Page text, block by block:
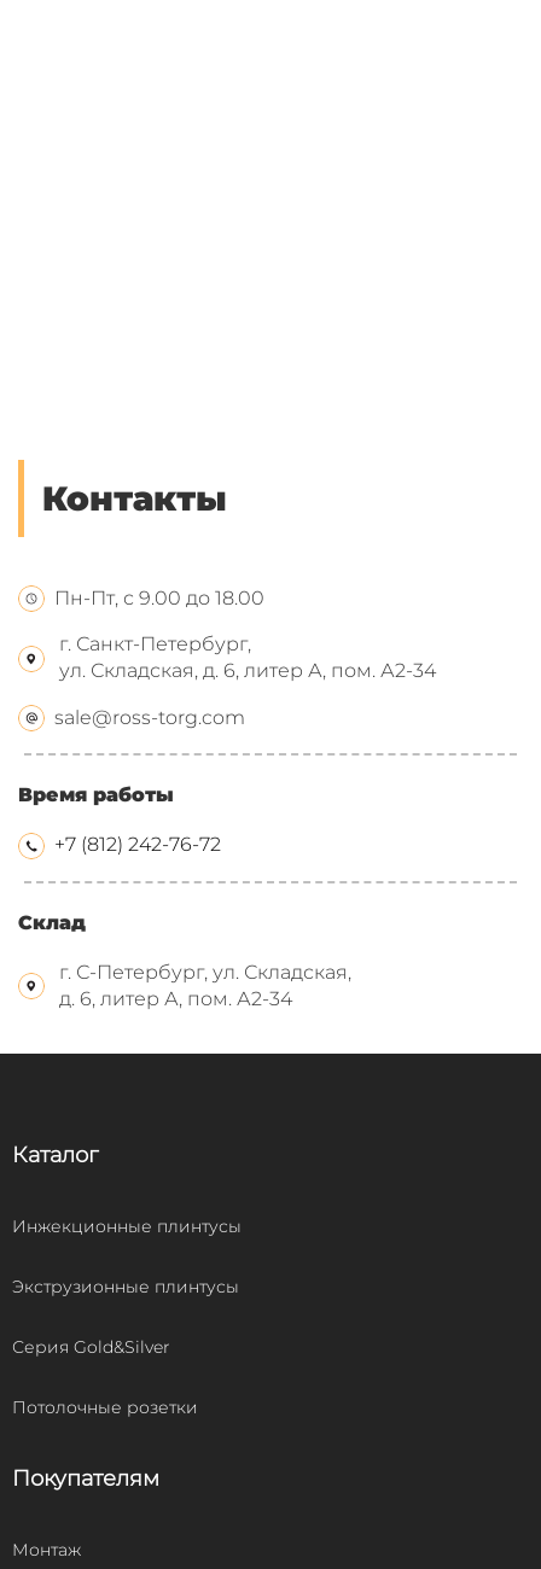
Контакты
Пн-Пт, с 9.00 до 18.00
г. Санкт-Петербург,
ул. Складская, д. 6, литер А, пом. А2-34
sale@ross-torg.com
Время работы
+7 (812) 242-76-72
Склад
г. С-Петербург, ул. Складская,
д. 6, литер А, пом. А2-34
Каталог
Инжекционные плинтусы
Экструзионные плинтусы
Серия Gold&Silver
Потолочные розетки
Покупателям
Монтаж